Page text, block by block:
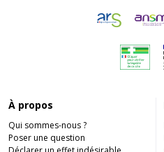
À propos
Qui sommes-nous ?
Poser une question